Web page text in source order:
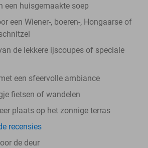
een huisgemaakte soep
een Wiener-, boeren-, Hongaarse of
de lekkere ijscoupes of speciale
een sfeervolle ambiance
fietsen of wandelen
plaats op het zonnige terras
recensies
de deur